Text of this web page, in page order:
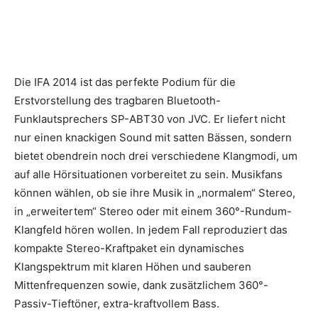
Die IFA 2014 ist das perfekte Podium für die
Erstvorstellung des tragbaren Bluetooth-
Funklautsprechers SP-ABT30 von JVC. Er liefert nicht
nur einen knackigen Sound mit satten Bässen, sondern
bietet obendrein noch drei verschiedene Klangmodi, um
auf alle Hörsituationen vorbereitet zu sein. Musikfans
können wählen, ob sie ihre Musik in „normalem“ Stereo,
in „erweitertem“ Stereo oder mit einem 360°-Rundum-
Klangfeld hören wollen. In jedem Fall reproduziert das
kompakte Stereo-Kraftpaket ein dynamisches
Klangspektrum mit klaren Höhen und sauberen
Mittenfrequenzen sowie, dank zusätzlichem 360°-
Passiv-Tieftöner, extra-kraftvollem Bass.